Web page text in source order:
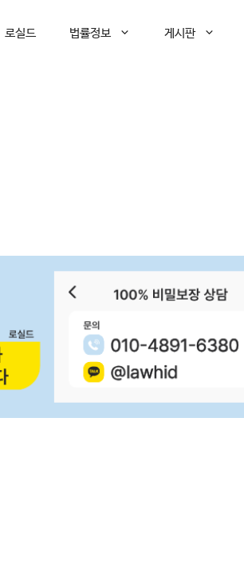
로실드 법률정보 게시판